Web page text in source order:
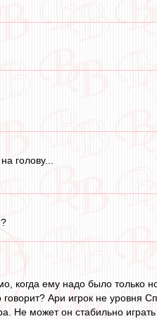
голову...
ему надо было только
Ари игрок не уровня
может он стабильно